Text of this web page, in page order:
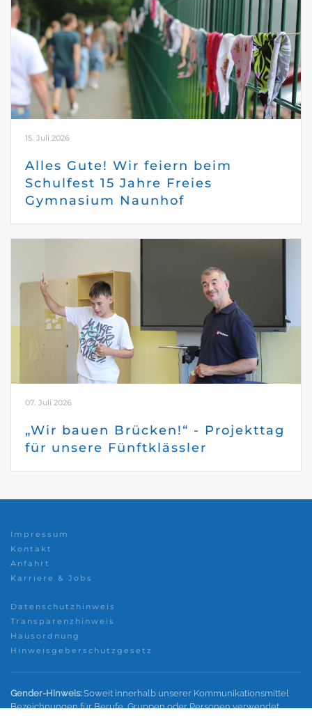
15. Juli 2026
Alles Gute! Wir feiern beim
Schulfest 15 Jahre Freies
Gymnasium Naunhof
07. Juli 2026
„Wir bauen Brücken!“ - Projekttag
für unsere Fünftklässler
Impressum
Kontakt
Anfahrt
Karriere & Jobs
Datenschutzhinweis
Transparenzhinweis
Hausordnung
Hinweisgeberschutzgesetz
Gender-Hinweis: Soweit innerhalb unserer Kommunikationsmittel
Bezeichnungen für Berufe, Gruppen oder Personen verwendet